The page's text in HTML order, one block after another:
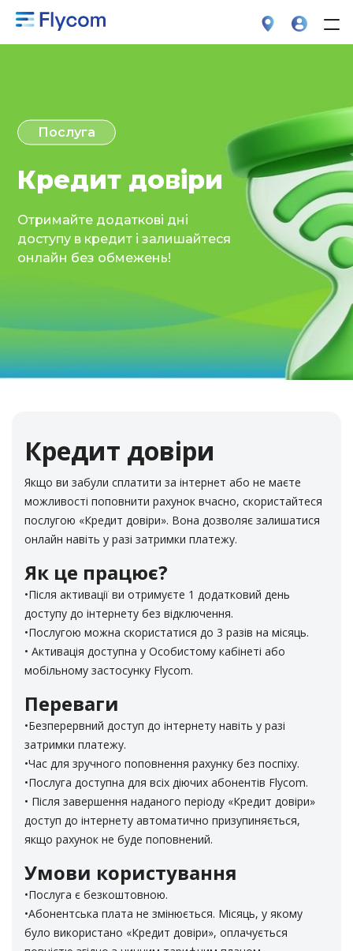
Послуга
Кредит довіри
Отримайте додаткові дні
доступу в кредит і залишайтеся
онлайн без обмежень!
Кредит довіри
Якщо ви забули сплатити за інтернет або не маєте
можливості поповнити рахунок вчасно, скористайтеся
послугою «Кредит довіри». Вона дозволяє залишатися
онлайн навіть у разі затримки платежу.
Як це працює?
​•​Після активації ви отримуєте 1 додатковий день
доступу до інтернету без відключення.
​•Послугою можна скористатися до 3 разів на місяць.
​• ​Активація доступна у Особистому кабінеті або
мобільному застосунку Flycom.
Переваги
​•​Безперервний доступ до інтернету навіть у разі
затримки платежу.
​•​Час для зручного поповнення рахунку без поспіху.
​•​Послуга доступна для всіх діючих абонентів Flycom.
• Після завершення наданого періоду «Кредит довіри»
доступ до інтернету автоматично призупиняється,
якщо рахунок не буде поповнений.
Умови користування
•Послуга є безкоштовною.
•Абонентська плата не змінюється. Місяць, у якому
було використано «Кредит довіри», оплачується
Адреса реалізації карток:
м. Біляївка. Магазин “MobiLand”, вул. Леніна, 129
сел. Ілліча(Біляївка). Магазин «Універсам» СПД
Шевченка, вул. Садова, 2а
с. В.Дальник. Магазин “Продукти”, вул. Шкільна, 26а
с. В.Дальник. Магазин «Магазин», 1-й пров. Шевченка,
1-а
с. В.Дальник. Магазин «Подарунки та Квіти», Маяцька
дорога, 20 (відділ «Ремонт одягу» Пн-Сб)
с. Василівка, маг. «Все для дому» ПП Негріненко
м. Велика Михайлівка, універсам “Престиж”.
с. Градениці. Магазин (Попова), вул. Леніна,